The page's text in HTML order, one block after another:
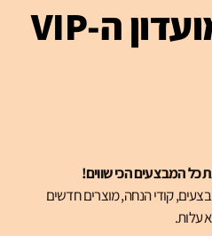
הצטרפו למועדון ה-VIP
קודי הנחה, מוצרים חדשים
עלות.